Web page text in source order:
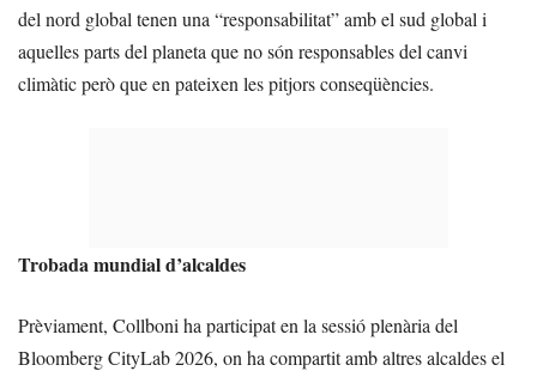
del nord global tenen una “responsabilitat” amb el sud global i
aquelles parts del planeta que no són responsables del canvi
climàtic però que en pateixen les pitjors conseqüències.
Trobada mundial d’alcaldes
Prèviament, Collboni ha participat en la sessió plenària del
Bloomberg CityLab 2026, on ha compartit amb altres alcaldes el